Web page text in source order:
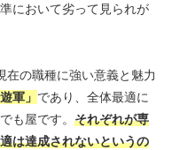
において劣って見られが
在の職種に強い意義と魅力
遊軍」 であり、全体最適に
も屋です。 それぞれが専
は達成されないというの